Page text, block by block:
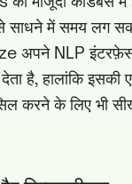
साधने में समय लग
अपने NLP
है, हालांकि इसकी
करने के लिए भी